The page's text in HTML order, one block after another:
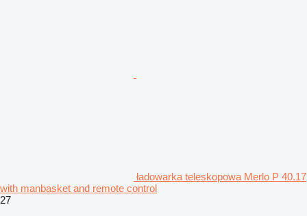
ładowarka teleskopowa Merlo P 40.17
with manbasket and remote control
27